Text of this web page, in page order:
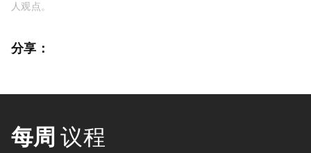
人观点。
分享：
每周 议程